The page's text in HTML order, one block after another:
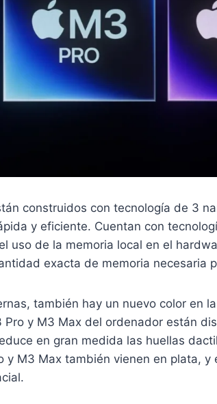
construidos con tecnología de 3
y eficiente. Cuentan con
uso de la memoria local en el
exacta de memoria necesaria
también hay un nuevo color en
Pro y M3 Max del ordenador están
en gran medida las huellas
y M3 Max también vienen en plata, y